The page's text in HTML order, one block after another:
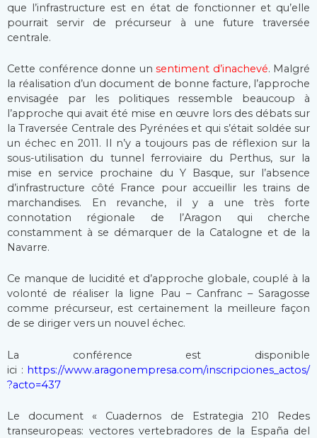
que l’infrastructure est en état de fonctionner et qu’elle
pourrait servir de précurseur à une future traversée
centrale.
Cette conférence donne un sentiment d’inachevé. Malgré
la réalisation d’un document de bonne facture, l’approche
envisagée par les politiques ressemble beaucoup à
l’approche qui avait été mise en œuvre lors des débats sur
la Traversée Centrale des Pyrénées et qui s’était soldée sur
un échec en 2011. Il n’y a toujours pas de réflexion sur la
sous-utilisation du tunnel ferroviaire du Perthus, sur la
mise en service prochaine du Y Basque, sur l’absence
d’infrastructure côté France pour accueillir les trains de
marchandises. En revanche, il y a une très forte
connotation régionale de l’Aragon qui cherche
constamment à se démarquer de la Catalogne et de la
Navarre.
Ce manque de lucidité et d’approche globale, couplé à la
volonté de réaliser la ligne Pau – Canfranc – Saragosse
comme précurseur, est certainement la meilleure façon
de se diriger vers un nouvel échec.
La conférence est disponible
ici : https://www.aragonempresa.com/inscripciones_actos/
?acto=437
Le document « Cuadernos de Estrategia 210 Redes
transeuropeas: vectores vertebradores de la España del